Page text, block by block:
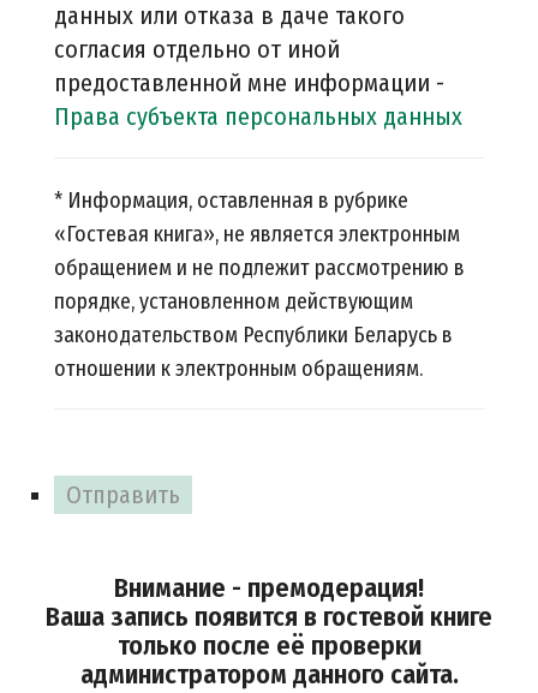
данных или отказа в даче такого
согласия отдельно от иной
предоставленной мне информации -
Права субъекта персональных данных
* Информация, оставленная в рубрике
«Гостевая книга», не является электронным
обращением и не подлежит рассмотрению в
порядке, установленном действующим
законодательством Республики Беларусь в
отношении к электронным обращениям.
Отправить
Внимание - премодерация!
Ваша запись появится в гостевой книге
только после её проверки
администратором данного сайта.